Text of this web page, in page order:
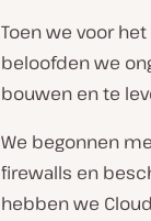
Toen we voor
beloofden we
bouwen en te
We begonnen
firewalls en
hebben we